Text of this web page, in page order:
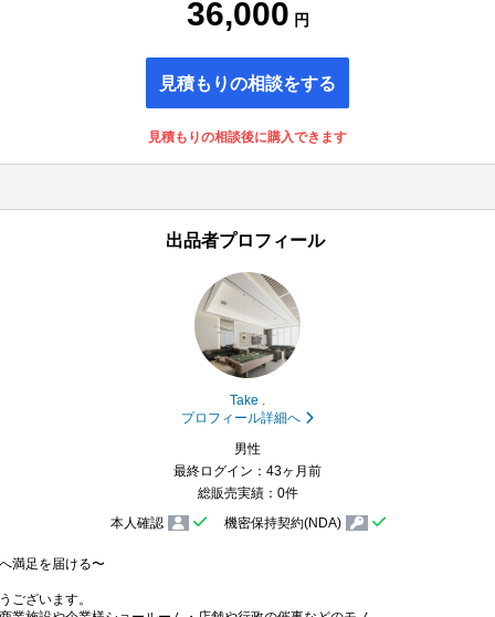
36,000 円
見積もりの相談をする
見積もりの相談後に購入できます
出品者プロフィール
Take .
プロフィール詳細へ
男性
最終ログイン：43ヶ月前
総販売実績：0件
本人確認
機密保持契約(NDA)
満足を届ける〜
ございます。